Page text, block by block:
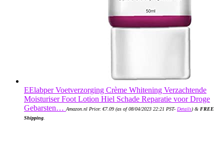
EElabper Voetverzorging Crème Whitening Verzachtende
Moisturiser Foot Lotion Hiel Schade Reparatie voor Droge
Gebarsten… Amazon.nl Price: €7.09 (as of 08/04/2023 22:21 PST- Details) & FREE
Shipping